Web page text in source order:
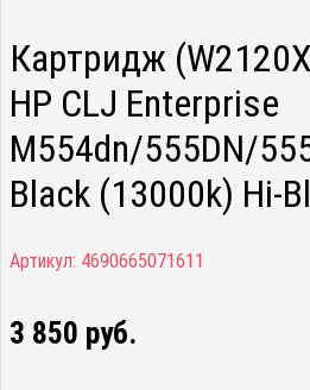
Картридж
HP CLJ Enterprise
M554dn/555DN/
Black (13000k) Hi-
Артикул: 4690665071611
3 850 руб.